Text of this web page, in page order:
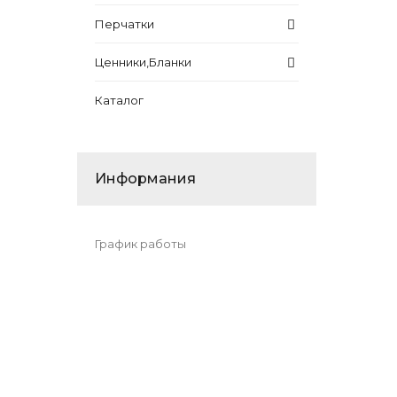
Перчатки
Ценники,Бланки
Каталог
Информания
График работы